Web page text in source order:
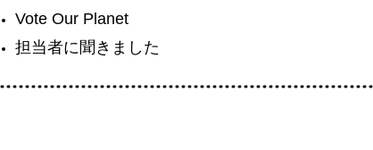
Vote Our Planet
担当者に聞きました